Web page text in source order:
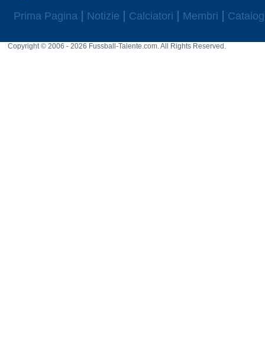
Prima Pagina Notizie Calciatori Membri
Copyright © 2006 - 2026 Fussball-Talente.com. All Rights Reserved.